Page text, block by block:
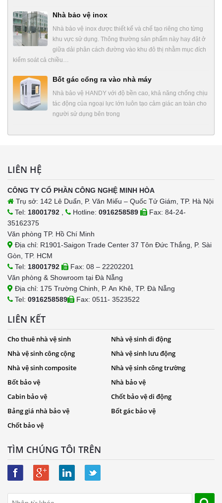
Nhà bảo vệ inox
Nhà bảo vệ inox được thiết kế và chế tạo riêng cho từng
khu vực sử dụng. Thông thường sản phẩm này hay đặt ở
giữa dải phân cách đường vào khu đô thị nhằm mục đích
kiểm soát cả chiều…
Bốt gác cổng ra vào nhà máy
Nhà bảo vệ HANDY với độ bền cao, khả năng chống chịu
tác động của ngoại lực lớn luôn tạo cảm giác an toàn cho
người sử dụng bên trong
LIÊN HỆ
CÔNG TY CỔ PHẦN CÔNG NGHỆ MINH HÒA
Trụ sở: 142 Lê Duẩn, P. Văn Miếu – Quốc Tử Giám, TP. Hà Nội
Tel: 18001792 Hotline: 0916258589
Fax: 84-24-
35162375
Văn phòng TP. Hồ Chí Minh
Địa chỉ: R1901-Saigon Trade Center 37 Tôn Đức Thắng, P. Sài
Gòn, TP. HCM
Tel: 18001792
Fax: 08 – 22202201
Văn phòng & Showroom tại Đà Nẵng
Địa chỉ: 175 Trường Chinh, P. An Khê, TP. Đà Nẵng
Tel: 0916258589 Fax: 0511- 3523522
LIÊN KẾT
Cho thuê nhà vệ sinh
Nhà vệ sinh di động
Nhà vệ sinh công cộng
Nhà vệ sinh lưu động
Nhà vệ sinh composite
Nhà vệ sinh công trường
Bốt bảo vệ
Nhà bảo vệ
Cabin bảo vệ
Chốt bảo vệ di động
Bảng giá nhà bảo vệ
Bốt gác bảo vệ
Chốt bảo vệ
TÌM CHÚNG TÔI TRÊN